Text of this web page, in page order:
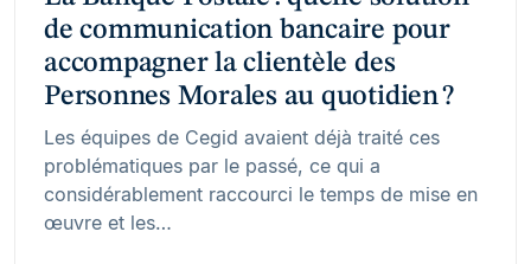
de communication bancaire pour
accompagner la clientèle des
Personnes Morales au quotidien ?
Les équipes de Cegid avaient déjà traité ces
problématiques par le passé, ce qui a
considérablement raccourci le temps de mise en
œuvre et les…